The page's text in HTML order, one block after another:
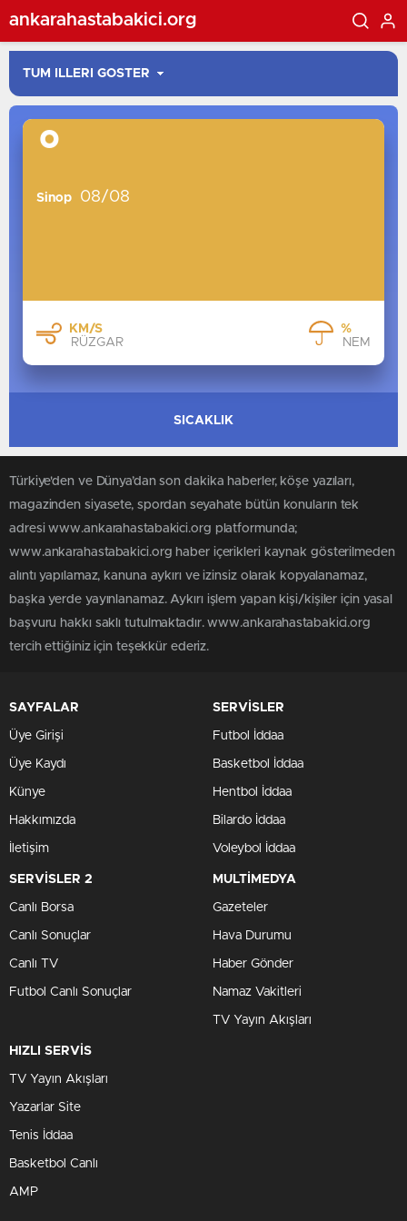
ankarahastabakici.org
°
Sinop 08/08
KM/S
RÜZGAR
%
NEM
SICAKLIK
Türkiye'den ve Dünya’dan son dakika haberler, köşe yazıları,
magazinden siyasete, spordan seyahate bütün konuların tek
adresi www.ankarahastabakici.org platformunda;
www.ankarahastabakici.org haber içerikleri kaynak gösterilmeden
alıntı yapılamaz, kanuna aykırı ve izinsiz olarak kopyalanamaz,
başka yerde yayınlanamaz. Aykırı işlem yapan kişi/kişiler için yasal
başvuru hakkı saklı tutulmaktadır. www.ankarahastabakici.org
tercih ettiğiniz için teşekkür ederiz.
SAYFALAR
Üye Girişi
Üye Kaydı
Künye
Hakkımızda
İletişim
SERVİSLER
Futbol İddaa
Basketbol İddaa
Hentbol İddaa
Bilardo İddaa
Voleybol İddaa
SERVİSLER 2
Canlı Borsa
Canlı Sonuçlar
Canlı TV
Futbol Canlı Sonuçlar
MULTİMEDYA
Gazeteler
Hava Durumu
Haber Gönder
Namaz Vakitleri
TV Yayın Akışları
HIZLI SERVİS
TV Yayın Akışları
Yazarlar Site
Tenis İddaa
Basketbol Canlı
AMP